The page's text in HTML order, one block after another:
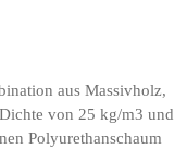
aus Massivholz,
von 25 kg/m3 und
Polyurethanschaum